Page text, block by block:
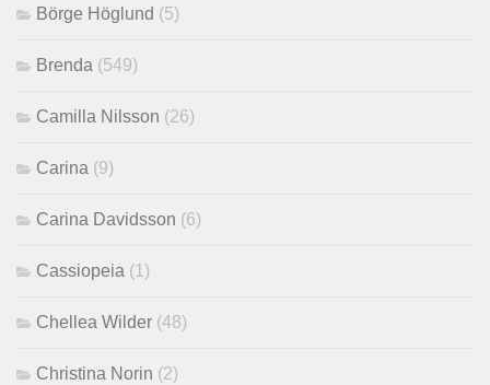
Börge Höglund (5)
Brenda (549)
Camilla Nilsson (26)
Carina (9)
Carina Davidsson (6)
Cassiopeia (1)
Chellea Wilder (48)
Christina Norin (2)